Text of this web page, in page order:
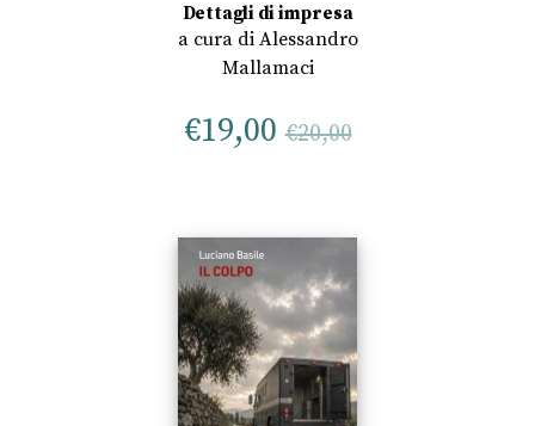
Dettagli di impresa
a cura di Alessandro
Mallamaci
€19,00 €20,00